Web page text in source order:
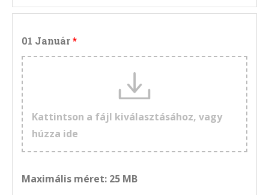
01 Január
Kattintson a fájl kiválasztásához, vagy
húzza ide
Maximális méret: 25 MB